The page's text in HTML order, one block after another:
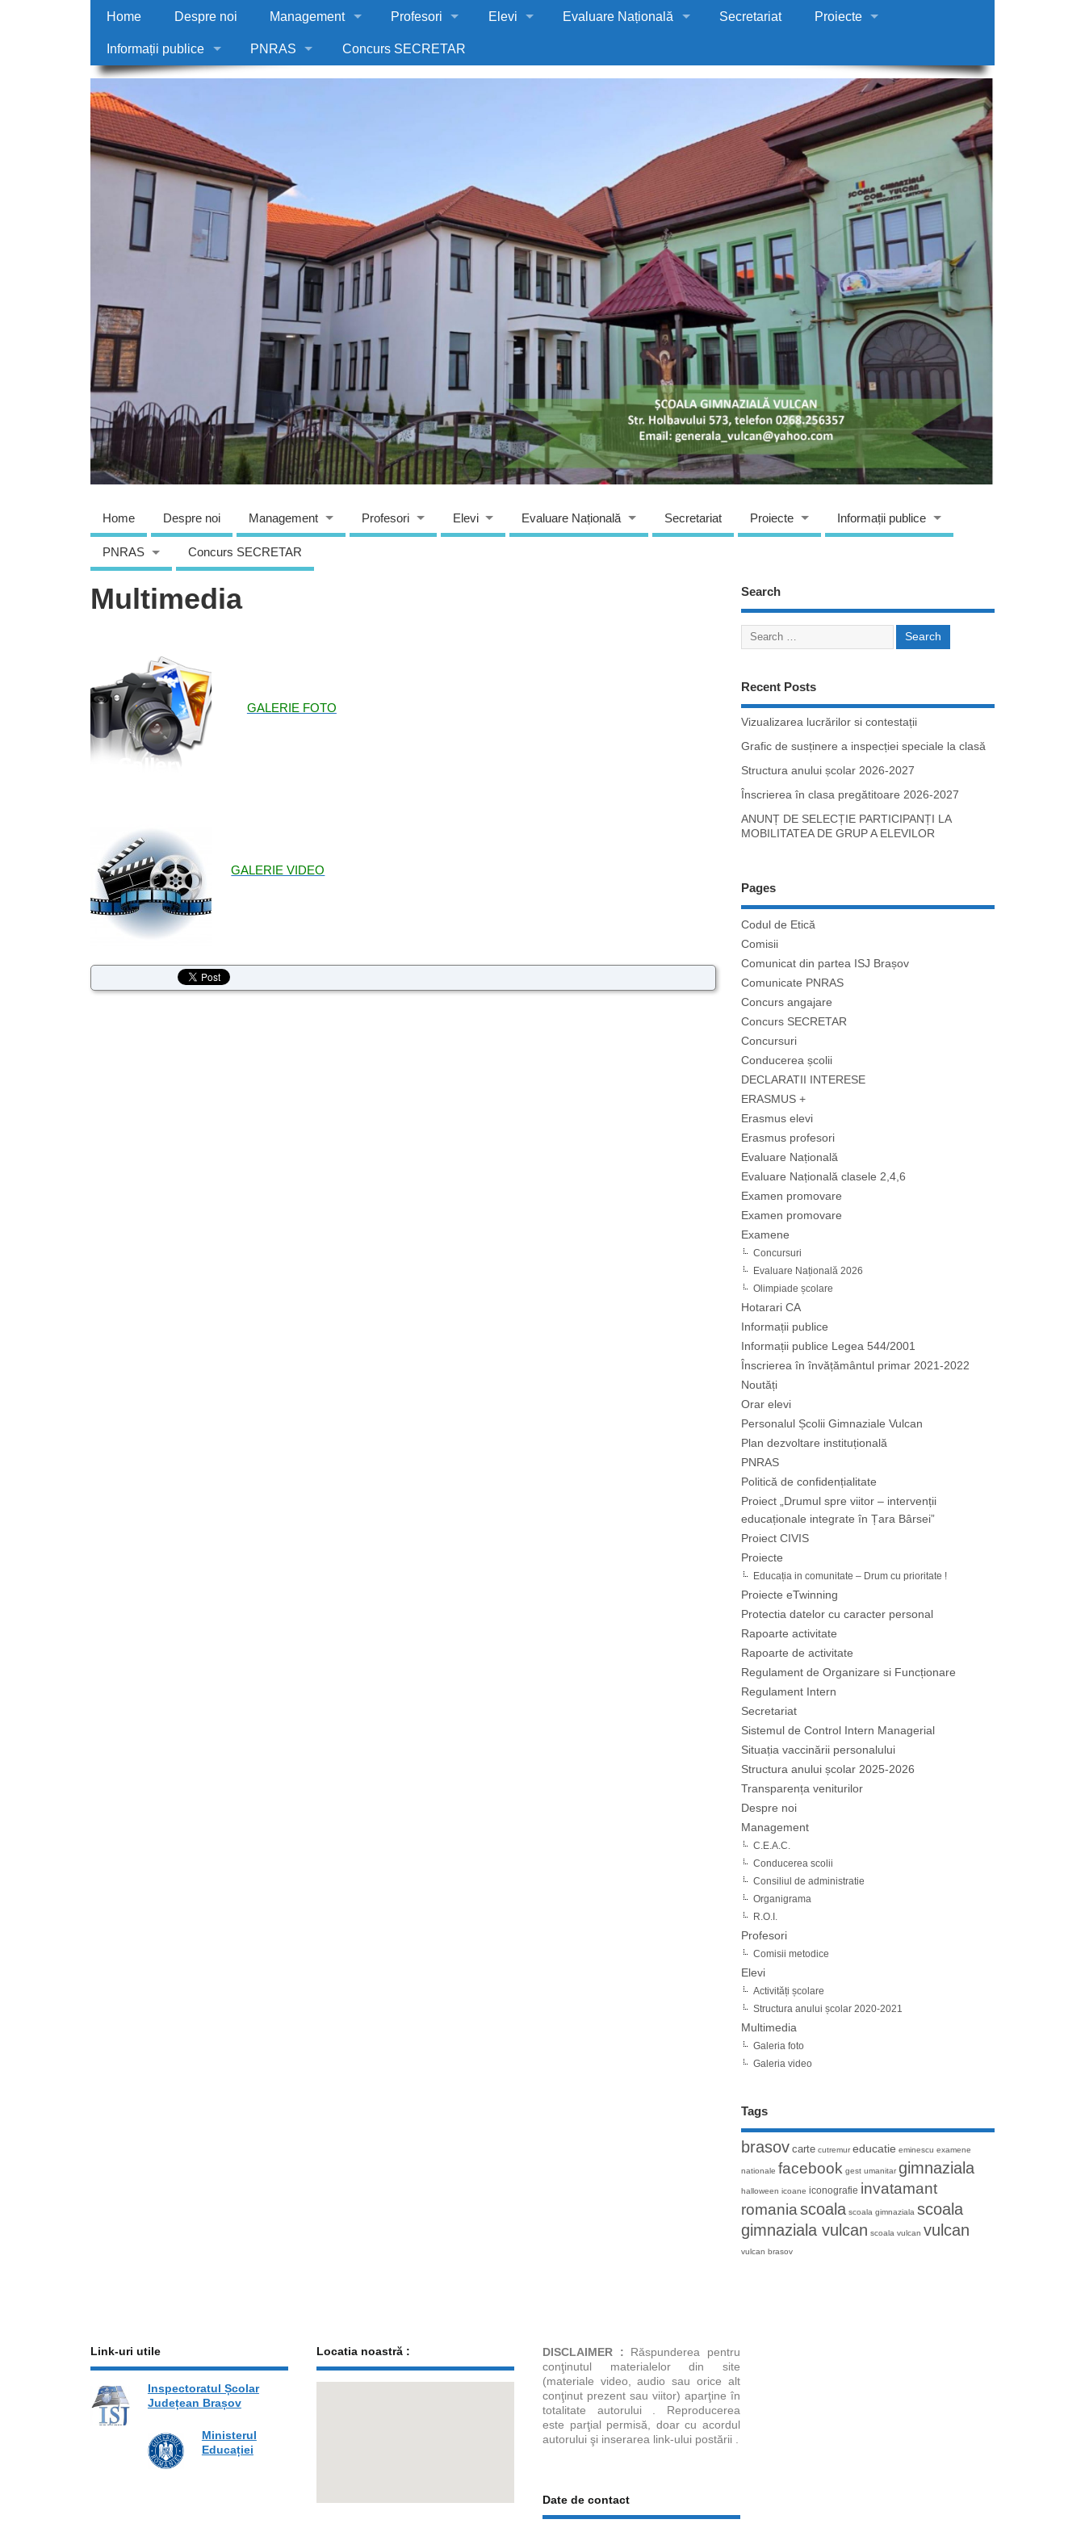
Home Despre noi Management Profesori Elevi Evaluare Națională Secretariat Proiecte
Informații publice PNRAS Concurs SECRETAR
Home Despre noi Management Profesori Elevi Evaluare Națională Secretariat Proiecte Informații publice
PNRAS Concurs SECRETAR
Multimedia
GALERIE FOTO
GALERIE VIDEO
Search
Recent Posts
Vizualizarea lucrărilor si contestații
Grafic de susținere a inspecției speciale la clasă
Structura anului școlar 2026-2027
Înscrierea în clasa pregătitoare 2026-2027
ANUNȚ DE SELECȚIE PARTICIPANȚI LA
MOBILITATEA DE GRUP A ELEVILOR
Pages
Codul de Etică
Comisii
Comunicat din partea ISJ Brașov
Comunicate PNRAS
Concurs angajare
Concurs SECRETAR
Concursuri
Conducerea școlii
DECLARATII INTERESE
ERASMUS +
Erasmus elevi
Erasmus profesori
Evaluare Națională
Evaluare Națională clasele 2,4,6
Examen promovare
Examen promovare
Examene
Concursuri
Evaluare Națională 2026
Olimpiade școlare
Hotarari CA
Informații publice
Informații publice Legea 544/2001
Înscrierea în învățământul primar 2021-2022
Noutăți
Orar elevi
Personalul Școlii Gimnaziale Vulcan
Plan dezvoltare instituțională
PNRAS
Politică de confidențialitate
Proiect „Drumul spre viitor – intervenții
educaționale integrate în Țara Bârsei”
Proiect CIVIS
Proiecte
Educația in comunitate – Drum cu prioritate !
Proiecte eTwinning
Protectia datelor cu caracter personal
Rapoarte activitate
Rapoarte de activitate
Regulament de Organizare si Funcționare
Regulament Intern
Secretariat
Sistemul de Control Intern Managerial
Situația vaccinării personalului
Structura anului școlar 2025-2026
Transparența veniturilor
Despre noi
Management
C.E.A.C.
Conducerea scolii
Consiliul de administratie
Organigrama
R.O.I.
Profesori
Comisii metodice
Elevi
Activități școlare
Structura anului școlar 2020-2021
Multimedia
Galeria foto
Galeria video
Tags
brasov carte cutremur educatie eminescu examene
nationale facebook gest umanitar gimnaziala
halloween icoane iconografie invatamant
romania scoala scoala gimnaziala scoala
gimnaziala vulcan scoala vulcan vulcan
vulcan brasov
Link-uri utile
Inspectoratul Școlar
Județean Brașov
Ministerul
Educației
Locatia noastră : DISCLAIMER : Răspunderea pentru
conţinutul materialelor din site
(materiale video, audio sau orice alt
conţinut prezent sau viitor) aparţine în
totalitate autorului . Reproducerea
este parţial permisă, doar cu acordul
autorului şi inserarea link-ului postării .
Date de contact